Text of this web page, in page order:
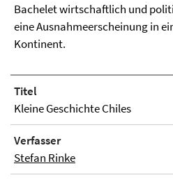
Bachelet wirtschaftlich und
eine Ausnahmeerscheinung in
Kontinent.
Titel
Kleine Geschichte Chiles
Verfasser
Stefan Rinke